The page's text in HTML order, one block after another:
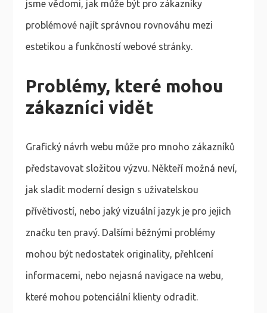
jsme vědomi, jak může být pro zákazníky
problémové najít správnou rovnováhu mezi
estetikou a funkčností webové stránky.
Problémy, které mohou
zákazníci vidět
Grafický návrh webu může pro mnoho zákazníků
představovat složitou výzvu. Někteří možná neví,
jak sladit moderní design s uživatelskou
přívětivostí, nebo jaký vizuální jazyk je pro jejich
značku ten pravý. Dalšími běžnými problémy
mohou být nedostatek originality, přehlcení
informacemi, nebo nejasná navigace na webu,
které mohou potenciální klienty odradit.